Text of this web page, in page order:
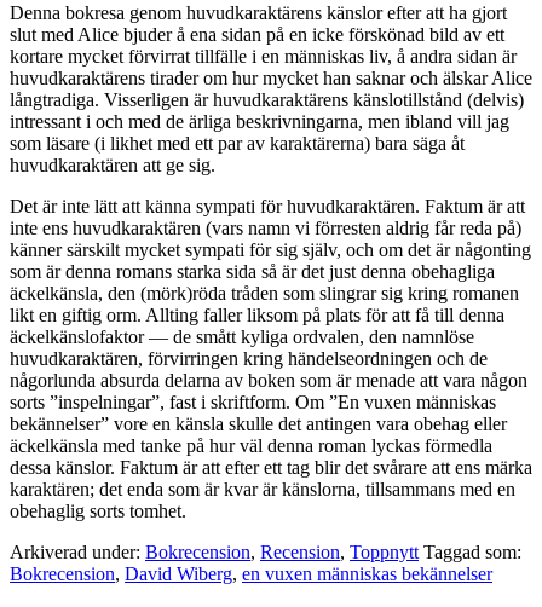
Denna bokresa genom huvudkaraktärens känslor efter att ha gjort
slut med Alice bjuder å ena sidan på en icke förskönad bild av ett
kortare mycket förvirrat tillfälle i en människas liv, å andra sidan är
huvudkaraktärens tirader om hur mycket han saknar och älskar Alice
långtradiga. Visserligen är huvudkaraktärens känslotillstånd (delvis)
intressant i och med de ärliga beskrivningarna, men ibland vill jag
som läsare (i likhet med ett par av karaktärerna) bara säga åt
huvudkaraktären att ge sig.
Det är inte lätt att känna sympati för huvudkaraktären. Faktum är att
inte ens huvudkaraktären (vars namn vi förresten aldrig får reda på)
känner särskilt mycket sympati för sig själv, och om det är någonting
som är denna romans starka sida så är det just denna obehagliga
äckelkänsla, den (mörk)röda tråden som slingrar sig kring romanen
likt en giftig orm. Allting faller liksom på plats för att få till denna
äckelkänslofaktor — de smått kyliga ordvalen, den namnlöse
huvudkaraktären, förvirringen kring händelseordningen och de
någorlunda absurda delarna av boken som är menade att vara någon
sorts ”inspelningar”, fast i skriftform. Om ”En vuxen människas
bekännelser” vore en känsla skulle det antingen vara obehag eller
äckelkänsla med tanke på hur väl denna roman lyckas förmedla
dessa känslor. Faktum är att efter ett tag blir det svårare att ens märka
karaktären; det enda som är kvar är känslorna, tillsammans med en
obehaglig sorts tomhet.
Arkiverad under: Bokrecension, Recension, Toppnytt Taggad som:
Bokrecension, David Wiberg, en vuxen människas bekännelser